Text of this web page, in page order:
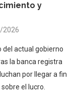
y
2026
actual gobierno
la banca registra
por llegar a fin
el lucro.